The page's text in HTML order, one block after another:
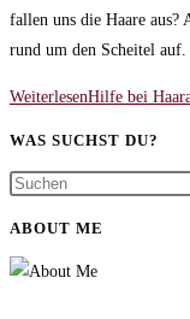
fallen uns die Haare aus?
rund um den Scheitel auf.
WeiterlesenHilfe bei
WAS SUCHST DU?
ABOUT ME